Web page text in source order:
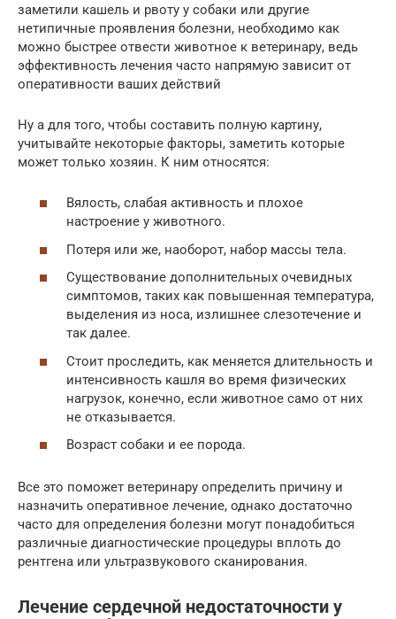
заметили кашель и рвоту у собаки или другие
нетипичные проявления болезни, необходимо как
можно быстрее отвести животное к ветеринару, ведь
эффективность лечения часто напрямую зависит от
оперативности ваших действий
Ну а для того, чтобы составить полную картину,
учитывайте некоторые факторы, заметить которые
может только хозяин. К ним относятся:
Вялость, слабая активность и плохое
настроение у животного.
Потеря или же, наоборот, набор массы тела.
Существование дополнительных очевидных
симптомов, таких как повышенная температура,
выделения из носа, излишнее слезотечение и
так далее.
Стоит проследить, как меняется длительность и
интенсивность кашля во время физических
нагрузок, конечно, если животное само от них
не отказывается.
Возраст собаки и ее порода.
Все это поможет ветеринару определить причину и
назначить оперативное лечение, однако достаточно
часто для определения болезни могут понадобиться
различные диагностические процедуры вплоть до
рентгена или ультразвукового сканирования.
Лечение сердечной недостаточности у